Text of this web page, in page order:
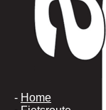
- Home